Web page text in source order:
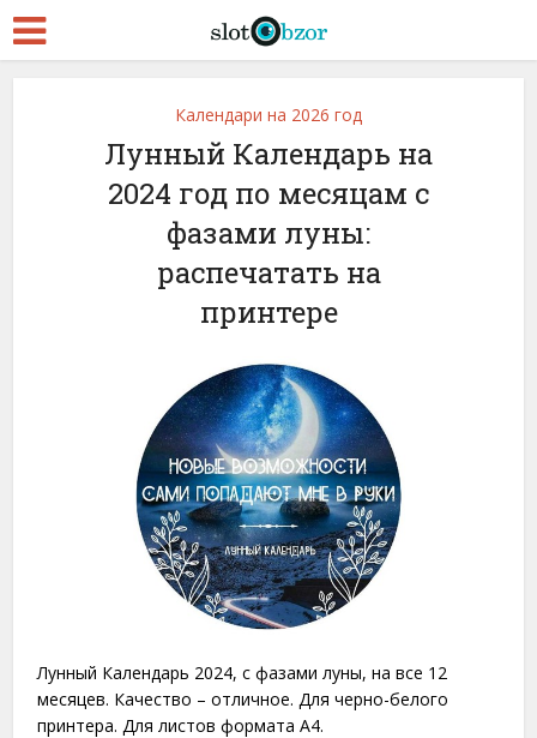
Календари на 2026 год
Лунный Календарь на
2024 год по месяцам с
фазами луны:
распечатать на
принтере
Лунный Календарь 2024, с фазами луны, на все 12
месяцев. Качество – отличное. Для черно-белого
принтера. Для листов формата A4.